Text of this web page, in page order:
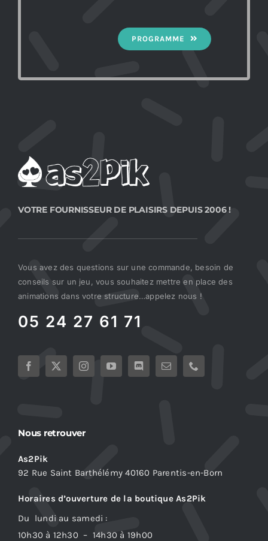
PROGRAMME
VOTRE FOURNISSEUR DE PLAISIRS DEPUIS 2006 !
Vous avez des questions sur une commande, besoin de
conseils sur un jeu, vous souhaitez mettre en place des
animations dans votre structure…appelez nous !
05 24 27 61 71
Nous retrouver
As2Pik
92 Rue Saint Barthélémy 40160 Parentis-en-Born
Horaires d’ouverture de la boutique As2Pik
Du lundi au samedi :
10h30 à 12h30 – 14h30 à 19h00